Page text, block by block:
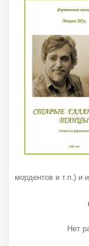
мордентов и т.п.) и
Нет